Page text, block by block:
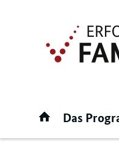
Startseite
Das